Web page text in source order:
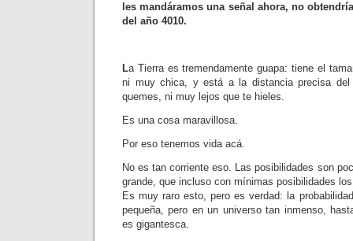
les mandáramos una señal ahora, no
del año 4010.
La Tierra es tremendamente guapa: tiene el
ni muy chica, y está a la distancia precisa
quemes, ni muy lejos que te hieles.
Es una cosa maravillosa.
Por eso tenemos vida acá.
No es tan corriente eso. Las posibilidades son
grande, que incluso con mínimas posibilidades
Es muy raro esto, pero es verdad: la
pequeña, pero en un universo tan inmenso,
es gigantesca.